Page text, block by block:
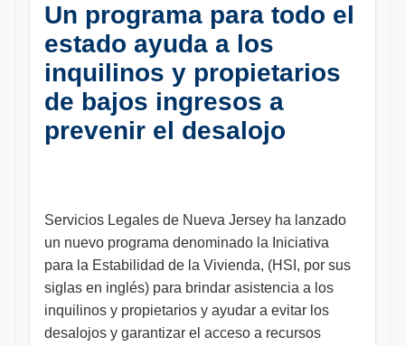
Un programa para todo el
estado ayuda a los
inquilinos y propietarios
de bajos ingresos a
prevenir el desalojo
Servicios Legales de Nueva Jersey ha lanzado
un nuevo programa denominado la Iniciativa
para la Estabilidad de la Vivienda, (HSI, por sus
siglas en inglés) para brindar asistencia a los
inquilinos y propietarios y ayudar a evitar los
desalojos y garantizar el acceso a recursos